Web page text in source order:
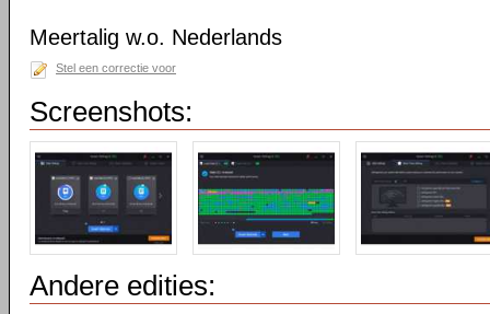
Meertalig w.o. Nederlands
Stel een correctie voor
Screenshots:
Andere edities: